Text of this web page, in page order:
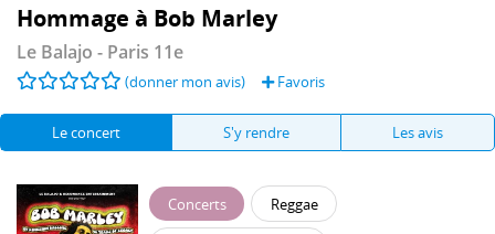
Hommage à Bob Marley
Le Balajo - Paris 11e
(donner mon avis) Favoris
Le concert S'y rendre Les avis
Concerts Reggae